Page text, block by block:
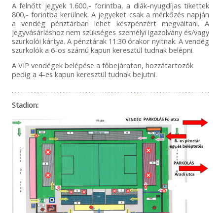
A felnőtt jegyek 1.600,- forintba, a diák-nyugdíjas tikettek
800,- forintba kerülnek. A jegyeket csak a mérkőzés napján
a vendég pénztárban lehet készpénzért megváltani. A
jegyvásárláshoz nem szükséges személyi igazolvány és/vagy
szurkolói kártya. A pénztárak 11:30 órakor nyitnak. A vendég
szurkolók a 6-os számú kapun keresztül tudnak belépni.
A VIP vendégek belépése a főbejáraton, hozzátartozók
pedig a 4-es kapun keresztül tudnak bejutni.
Stadion: